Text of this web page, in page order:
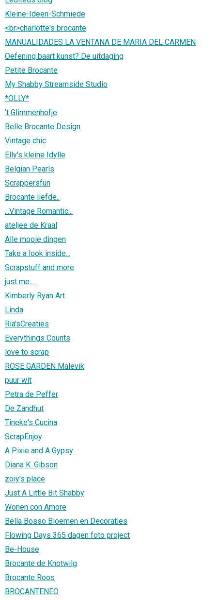
Kleine-Ideen-Schmiede
<br>charlotte's brocante
MANUALIDADES LA VENTANA DE MARIA DEL CARMEN
Oefening baart kunst? De uitdaging
Petite Brocante
My Shabby Streamside Studio
*OLLY*
't Glimmenhofje
Belle Brocante Design
Vintage chic
Elly's kleine Idylle
Belgian Pearls
Scrappersfun
Brocante liefde..
...Vintage Romantic...
ateljee de Kraal
Alle mooie dingen
Take a look inside...
Scrapstuff and more
just me.....
Kimberly Ryan Art
Linda
Ria'sCreaties
Everythings Counts
love to scrap
ROSE GARDEN Malevik
puur wit
Petra de Peffer
De Zandhut
Tineke's Cucina
ScrapEnjoy
A Pixie and A Gypsy
Diana K. Gibson
zoiy's place
Just A Little Bit Shabby
Wonen con Amore
Bella Bosso Bloemen en Decoraties
Flowing Days 365 dagen foto project
Be-House
Brocante de Knotwilg
Brocante Roos
BROCANTENEO